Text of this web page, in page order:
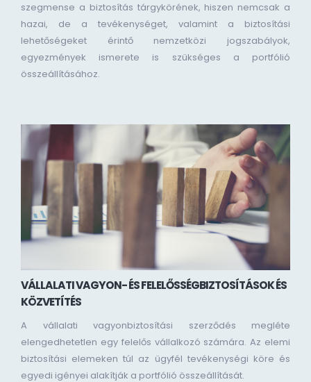
szegmense a biztosítás tárgykörének, hiszen nemcsak a
hazai, de a tevékenységet, valamint a biztosítási
lehetőségeket érintő nemzetközi jogszabályok,
egyezmények ismerete is szükséges a portfólió
összeállításához.
VÁLLALATI VAGYON- ÉS FELELŐSSÉGBIZTOSÍTÁSOK ÉS
KÖZVETÍTÉS
A vállalati vagyonbiztosítási szerződés megléte
elengedhetetlen egy felelős vállalkozó számára. Az elemi
biztosítási elemeken túl az ügyfél tevékenységi köre és
egyedi igényei alakítják a portfólió összeállítását.